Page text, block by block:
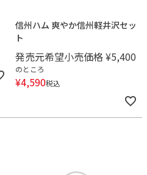
信州ハム 爽やか信州軽井沢セッ
ト
発売元希望小売価格¥5,400
のところ
¥4,590税込